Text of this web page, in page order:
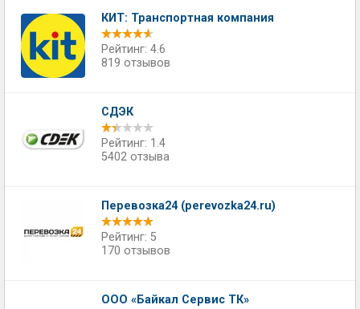
КИТ: Транспортная компания
Рейтинг: 4.6
819 отзывов
СДЭК
Рейтинг: 1.4
5402 отзыва
Перевозка24 (perevozka24.ru)
Рейтинг: 5
170 отзывов
ООО «Байкал Сервис ТК»